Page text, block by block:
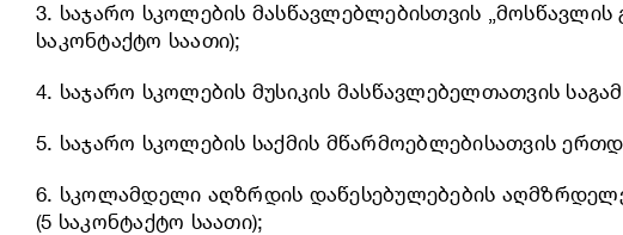
3. საჯარო სკოლების მასწავლებლებისთვის
საკონტაქტო საათი);
4. საჯარო სკოლების მუსიკის მასწავლებელთათვის
5. საჯარო სკოლების საქმის მწარმოებლებისათვის
6. სკოლამდელი აღზრდის დაწესებულებების
(5 საკონტაქტო საათი);